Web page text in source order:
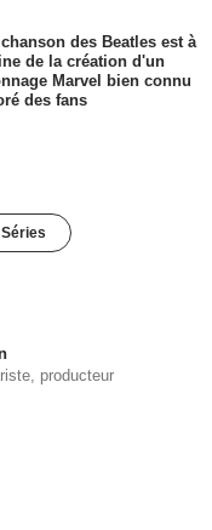
des Beatles est à
de la création d'un
Marvel bien connu
des fans
producteur